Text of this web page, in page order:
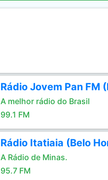
Rádio Jovem Pan FM
A melhor rádio do Brasil
99.1 FM
Rádio Itatiaia (Belo
A Rádio de Minas.
95.7 FM